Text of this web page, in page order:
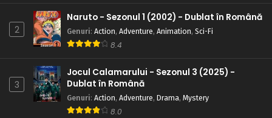
Eps 118 - Echipa întârzie - 9 August, 2025
Eps 117 - Motivul Makerarenai - 9 August, 2025
Naruto – Sezonul 1 Episodul 116 – Bătălia 360
2
Naruto - Sezonul 1 (2002) - Dublat în Română
Genuri: Action, Adventure, Animation, Sci-Fi
8.4
3
Jocul Calamarului - Sezonul 3 (2025) -
Dublat în Română
Genuri: Action, Adventure, Drama, Mystery
8.0